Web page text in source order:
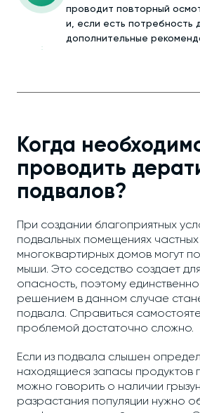
проводит повторный
и, если есть потребность
дополнительные
Когда
проводить
подвалов?
При создании благоприятных
подвальных помещениях частных
многоквартирных домов могут
мыши. Это соседство создает
опасность, поэтому
решением в данном случае
подвала. Справиться
проблемой достаточно сложно.
Если из подвала слышен
находящиеся запасы продуктов
можно говорить о наличии
разрастания популяции нужно